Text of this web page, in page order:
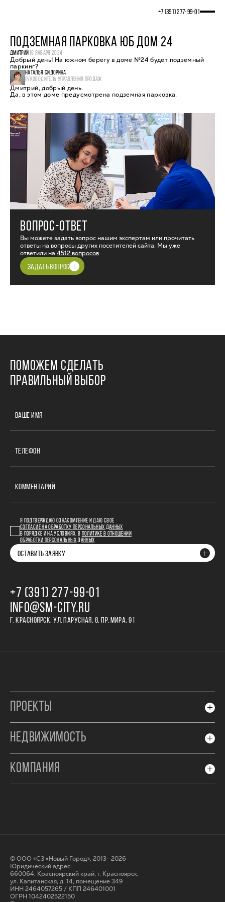
+7 (391) 277‒99‒01
ПОДЗЕМНАЯ ПАРКОВКА ЮБ ДОМ 24
ДМИТРИЙ 19 ЯНВАРЯ 2024
Добрый день! На южном берегу в доме №24 будет подземный
паркинг?
НАТАЛЬЯ СИДОРИНА
РУКОВОДИТЕЛЬ УПРАВЛЕНИЯ ПРОДАЖ
Дмитрий, добрый день.
Да, в этом доме предусмотрена подземная парковка.
ВОПРОС-ОТВЕТ
Вы можете задать вопрос нашим экспертам или прочитать
ответы на вопросы других посетителей сайта. Мы уже
ответили на 4512 вопросов
ЗАДАТЬ ВОПРОС
ПОМОЖЕМ СДЕЛАТЬ
ПРАВИЛЬНЫЙ ВЫБОР
ВАШЕ ИМЯ
ТЕЛЕФОН
КОММЕНТАРИЙ
Я ПОДТВЕРЖДАЮ ОЗНАКОМЛЕНИЕ И ДАЮ СВОЕ
СОГЛАСИЕ НА ОБРАБОТКУ ПЕРСОНАЛЬНЫХ ДАННЫХ
В ПОРЯДКЕ И НА УСЛОВИЯХ, В
ПОЛИТИКЕ В ОТНОШЕНИИ
ОБРАБОТКИ ПЕРСОНАЛЬНЫХ ДАННЫХ
ОСТАВИТЬ ЗАЯВКУ
+7 (391) 277‒99‒01
INFO@SM-CITY.RU
Г. КРАСНОЯРСК, УЛ. ПАРУСНАЯ, 8, ПР. МИРА, 91
ПРОЕКТЫ
НЕДВИЖИМОСТЬ
КОМПАНИЯ
© ООО «СЗ «Новый Город», 2013- 2026
Юридический адрес:
660064, Красноярский край, г. Красноярск,
ул. Капитанская, д. 14, помещение 349
ИНН 2464057265 / КПП 246401001
ОГРН 1042402522150